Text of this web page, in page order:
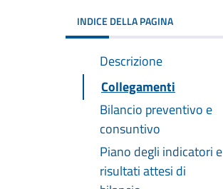
INDICE DELLA PAGINA
Descrizione
Collegamenti
Bilancio preventivo e
consuntivo
Piano degli indicatori e
risultati attesi di